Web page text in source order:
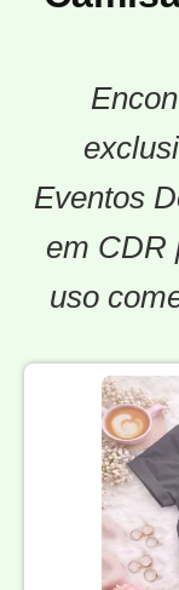
Eventos
em CDR
uso